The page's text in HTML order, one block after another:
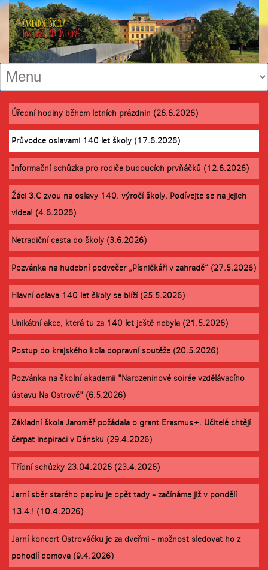
Úřední hodiny během letních prázdnin (26.6.2026)
Průvodce oslavami 140 let školy (17.6.2026)
Informační schůzka pro rodiče budoucích prvňáčků (12.6.2026)
Žáci 3.C zvou na oslavy 140. výročí školy. Podívejte se na jejich
videa! (4.6.2026)
Netradiční cesta do školy (3.6.2026)
Pozvánka na hudební podvečer „Písničkáři v zahradě“ (27.5.2026)
Hlavní oslava 140 let školy se blíží (25.5.2026)
Unikátní akce, která tu za 140 let ještě nebyla (21.5.2026)
Postup do krajského kola dopravní soutěže (20.5.2026)
Pozvánka na školní akademii "Narozeninové soirée vzdělávacího
ústavu Na Ostrově" (6.5.2026)
Základní škola Jaroměř požádala o grant Erasmus+. Učitelé chtějí
čerpat inspiraci v Dánsku (29.4.2026)
Třídní schůzky 23.04.2026 (23.4.2026)
Jarní sběr starého papíru je opět tady - začínáme již v pondělí
13.4.! (10.4.2026)
Jarní koncert Ostrováčku je za dveřmi - možnost sledovat ho z
pohodlí domova (9.4.2026)